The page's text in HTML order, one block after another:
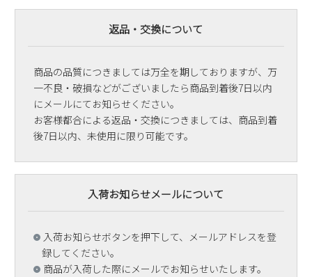
返品・交換について
商品の品質につきましては万全を期しておりますが、万
一不良・破損などがございましたら商品到着後7日以内
にメールにてお知らせください。
お客様都合による返品・交換につきましては、商品到着
後7日以内、未使用に限り可能です。
入荷お知らせメールについて
入荷お知らせボタンを押下して、メールアドレスを登
録してください。
商品が入荷した際にメールでお知らせいたします。